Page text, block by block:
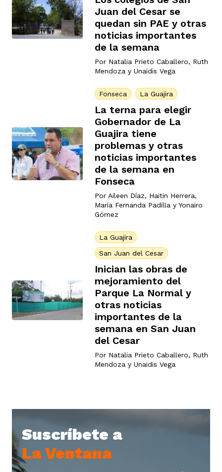
Juan del Cesar se
quedan sin PAE y otras
noticias importantes
de la semana
Por Natalia Prieto Caballero, Ruth
Mendoza y Unaidis Vega
Fonseca La Guajira
La terna para elegir
Gobernador de La
Guajira tiene
problemas y otras
noticias importantes
de la semana en
Fonseca
Por Aileen Díaz, Haitin Herrera,
María Fernanda Padilla y Yonairo
Gómez
La Guajira
San Juan del Cesar
Inician las obras de
mejoramiento del
Parque La Normal y
otras noticias
importantes de la
semana en San Juan
del Cesar
Por Natalia Prieto Caballero, Ruth
Mendoza y Unaidis Vega
Suscríbete a
La Ventana
de Atrato
armado
país
principios
nuestro contenido